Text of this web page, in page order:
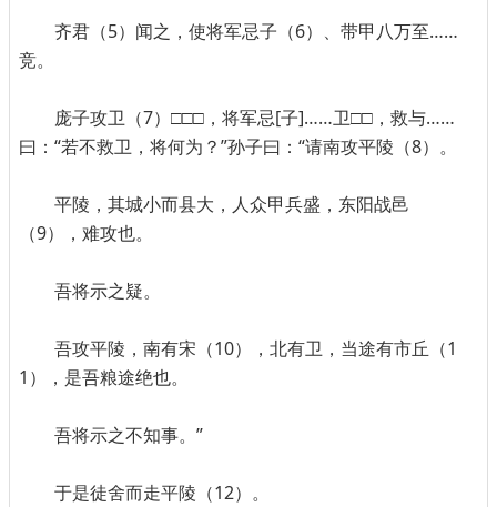
齐君（5）闻之，使将军忌子（6）、带甲八万至……
竞。
庞子攻卫（7）□□□，将军忌[子]……卫□□，救与……
曰：“若不救卫，将何为？”孙子曰：“请南攻平陵（8）。
平陵，其城小而县大，人众甲兵盛，东阳战邑
（9），难攻也。
吾将示之疑。
吾攻平陵，南有宋（10），北有卫，当途有市丘（1
1），是吾粮途绝也。
吾将示之不知事。”
于是徒舍而走平陵（12）。